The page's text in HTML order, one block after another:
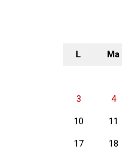
L Ma
3 4
10 11
17 18